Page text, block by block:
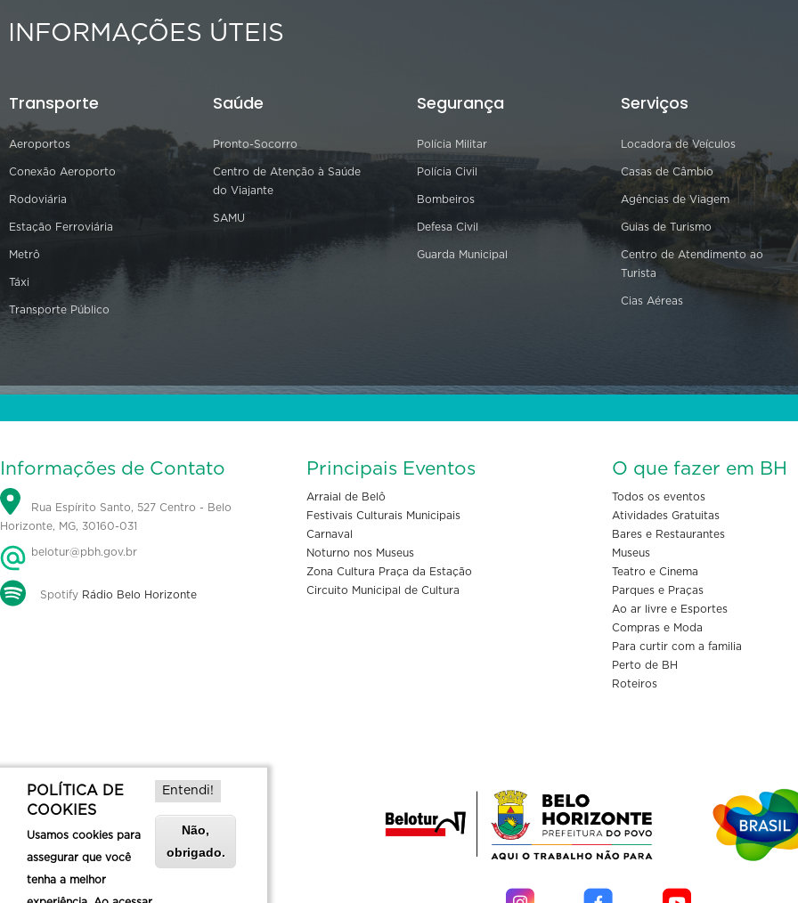
INFORMAÇÕES ÚTEIS
Transporte
Aeroportos
Conexão Aeroporto
Rodoviária
Estação Ferroviária
Metrô
Táxi
Transporte Público
Saúde
Pronto-Socorro
Centro de Atenção à Saúde
do Viajante
SAMU
Segurança
Polícia Militar
Polícia Civil
Bombeiros
Defesa Civil
Guarda Municipal
Serviços
Locadora de Veículos
Casas de Câmbio
Agências de Viagem
Guias de Turismo
Centro de Atendimento ao
Turista
Cias Aéreas
Informações de Contato
Rua Espírito Santo, 527 Centro - Belo
Horizonte, MG, 30160-031
belotur@pbh.gov.br
Spotify Rádio Belo Horizonte
Principais Eventos
Arraial de Belô
Festivais Culturais Municipais
Carnaval
Noturno nos Museus
Zona Cultura Praça da Estação
Circuito Municipal de Cultura
O que fazer em BH
Todos os eventos
Atividades Gratuitas
Bares e Restaurantes
Museus
Teatro e Cinema
Parques e Praças
Ao ar livre e Esportes
Compras e Moda
Para curtir com a familia
Perto de BH
Roteiros
POLÍTICA DE
COOKIES
Usamos cookies para
assegurar que você
tenha a melhor
Entendi!
Não,
obrigado.